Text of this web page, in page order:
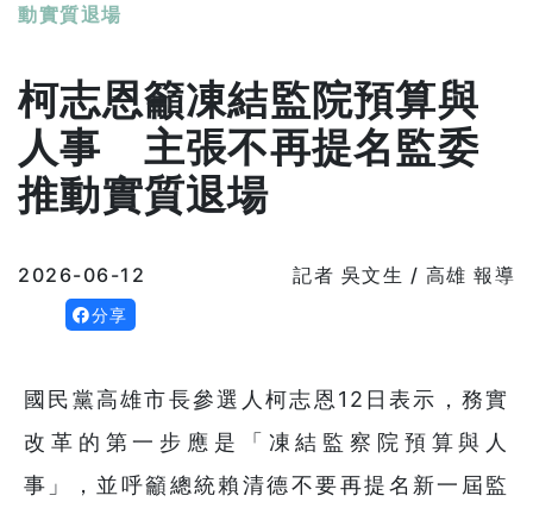
動實質退場
柯志恩籲凍結監院預算與
人事 主張不再提名監委
推動實質退場
2026-06-12 記者 吳文生 / 高雄 報導
分享
國民黨高雄市長參選人柯志恩12日表示，務實
改革的第一步應是「凍結監察院預算與人
事」，並呼籲總統賴清德不要再提名新一屆監